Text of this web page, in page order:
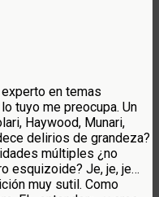
experto en temas
tuyo me preocupa. Un
Haywood, Munari,
delirios de grandeza?
múltiples ¿no
esquizoide? Je, je, je…
muy sutil. Como